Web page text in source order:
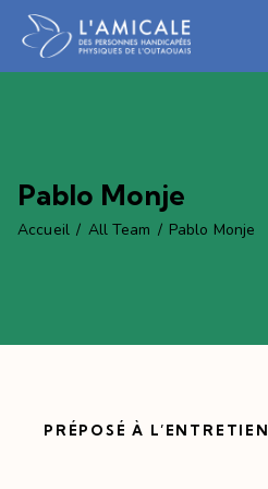
Pablo Monje
Accueil All Team Pablo Monje
PRÉPOSÉ À L’ENTRETIEN